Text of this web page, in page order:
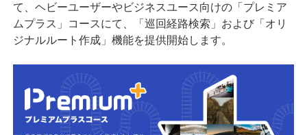
て、ヘビーユーザーやビジネスユース向けの「プレミア
ムプラス」コースにて、「巡回経路検索」および「オリ
ジナルルート作成」機能を提供開始します。